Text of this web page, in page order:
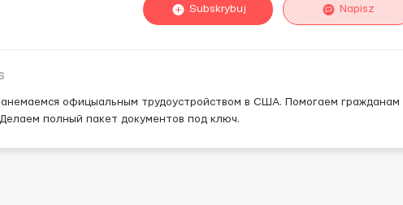
Subskrybuj Napisz
офицыальным трудоустройством в США. Помогаем гражданам
полный пакет документов под ключ.